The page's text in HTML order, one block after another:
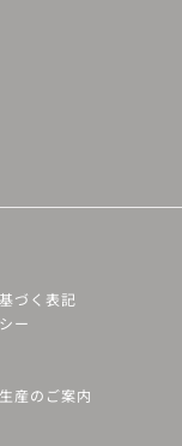
づく表記
ー
産のご案内